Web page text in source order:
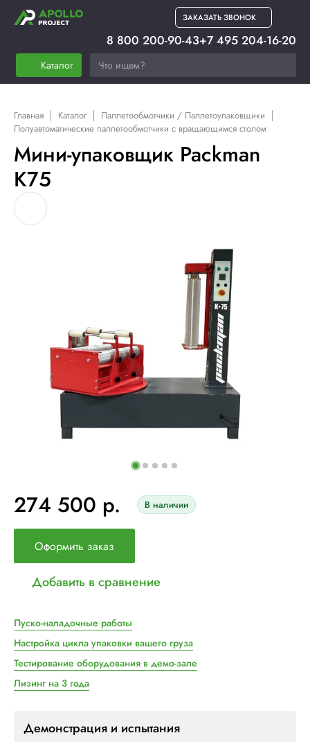
ЗАКАЗАТЬ ЗВОНОК
Каталог
8 800 200-90-43+7 495 204-16-20
Главная Каталог
Паллетообмотчики / Паллетоупаковщики
Полуавтоматические паллетообмотчики с вращающимся столом
Мини-упаковщик Packman
K75
274 500 р. В наличии
Оформить заказ
Добавить в сравнение
Пуско-наладочные работы
Настройка цикла упаковки вашего груза
Тестирование оборудования в демо-зале
Лизинг на 3 года
Демонстрация и испытания